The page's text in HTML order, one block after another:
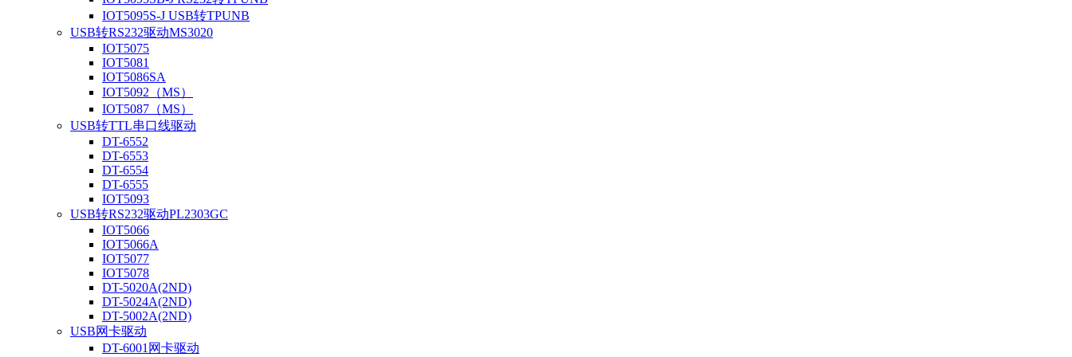
IOT5095S-J USB转TPUNB
USB转RS232驱动MS3020
IOT5075
IOT5081
IOT5086SA
IOT5092（MS）
IOT5087（MS）
USB转TTL串口线驱动
DT-6552
DT-6553
DT-6554
DT-6555
IOT5093
USB转RS232驱动PL2303GC
IOT5066
IOT5066A
IOT5077
IOT5078
DT-5020A(2ND)
DT-5024A(2ND)
DT-5002A(2ND)
USB网卡驱动
DT-6001网卡驱动